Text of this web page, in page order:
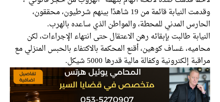
وقدمت النيابة قائمة من 19 شاهدًا بينهم شرطيون، محققون،
المدني للمحطة، والمواطن الذي ساعده بالهرب.
طالبت بإبقائه رهن الاعتقال حتى انتهاء الإجراءات، لكن
عَساف كوهين، أقنع المحكمة بالاكتفاء بالحبس المنزلي مع
إلكترونية وكفالة مالية قدرها 5000 شيكل.